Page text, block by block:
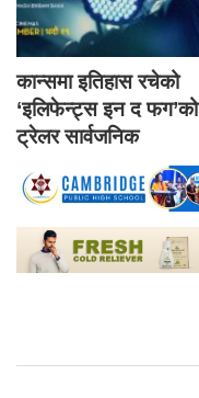
कान्समा इतिहास रचेको
‘इलिफेन्ट्स इन द फग’को
ट्रेलर सार्वजनिक